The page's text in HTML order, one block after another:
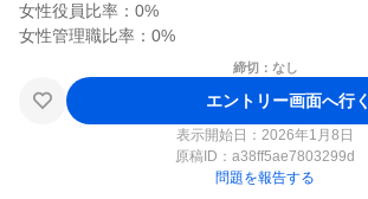
女性役員比率：0%
締切：なし
エントリー画面へ行く
表示開始日：2026年1月8日
原稿ID： a38ff5ae7803299d
問題を報告する